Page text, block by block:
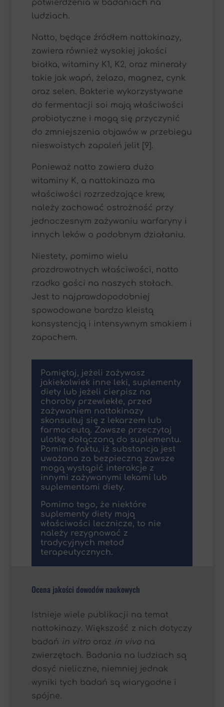
potwierdzenia w badaniach na
ludziach.
Natto, będące źródłem nattokinazy,
zawiera również wysokiej jakości
białka, witaminy K1, K2, oraz minerały
takie jak wapń, żelazo, magnez, cynk
oraz selen. Bakterie wykorzystywane
do fermentacji soi mają właściwości
probiotyczne i mogą się przyczynić
do zmniejszenia objawów w przebiegu
nieswoistych zapaleń jelit [9].
Ponieważ natto zawiera dużo
witaminy K, a nattokinaza ma
właściwości rozrzedzające krew,
należy zachować ostrożność przy
jednoczesnym zażywaniu warfaryny i
innych leków o podobnym działaniu.
Niestety, pomimo wielu
prozdrowotnych właściwości, natto
rzadko gości na naszych stołach.
Jest to najprawdopodobniej
spowodowane bardzo kleistą
konsystencją i intensywnym smakiem i
zapachem.
Pamiętaj, jeżeli zażywasz
jakiekolwiek inne leki, suplementy
diety lub jeżeli cierpisz na
choroby przewlekłe, przed
zażywaniem nattokinazy
skonsultuj się z lekarzem lub
farmaceutą. Zawsze przeczytaj
ulotkę dołączoną do suplementu.
Pomimo faktu, iż substancja jest
uważana za bezpieczną zawsze
mogą wystąpić interakcje z
innymi zażywanymi lekami lub
suplementami diety.
Pomimo tego, że niektóre
suplementy diety mają
właściwości lecznicze, to nie
należy rezygnować z
tradycyjnych metod
terapeutycznych.
Ocena jakości dowodów naukowych
Istnieje wiele publikacji na temat
nattokinazy. Większość z nich dotyczy
badań in vitro oraz in vivo na
zwierzętach. Badania na ludziach są
dosyć nieliczne, niemniej jednak
wyniki tych badań są wiarygodne i
spójne.